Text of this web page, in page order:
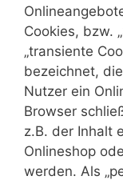
Cookies, bzw.
„transiente
bezeichnet,
Nutzer ein
Browser
z.B. der Inhalt
Onlineshop
werden. Als